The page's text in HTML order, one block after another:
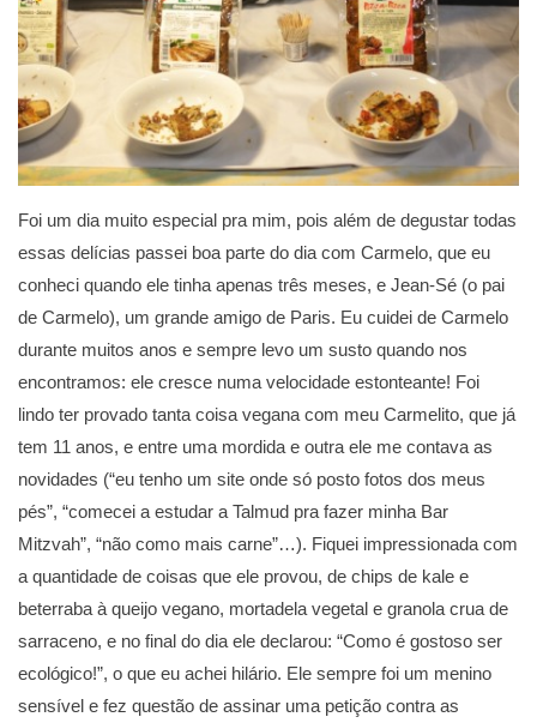
Foi um dia muito especial pra mim, pois além de degustar todas
essas delícias passei boa parte do dia com Carmelo, que eu
conheci quando ele tinha apenas três meses, e Jean-Sé (o pai
de Carmelo), um grande amigo de Paris. Eu cuidei de Carmelo
durante muitos anos e sempre levo um susto quando nos
encontramos: ele cresce numa velocidade estonteante! Foi
lindo ter provado tanta coisa vegana com meu Carmelito, que já
tem 11 anos, e entre uma mordida e outra ele me contava as
novidades (“eu tenho um site onde só posto fotos dos meus
pés”, “comecei a estudar a Talmud pra fazer minha Bar
Mitzvah”, “não como mais carne”…). Fiquei impressionada com
a quantidade de coisas que ele provou, de chips de kale e
beterraba à queijo vegano, mortadela vegetal e granola crua de
sarraceno, e no final do dia ele declarou: “Como é gostoso ser
ecológico!”, o que eu achei hilário. Ele sempre foi um menino
sensível e fez questão de assinar uma petição contra as